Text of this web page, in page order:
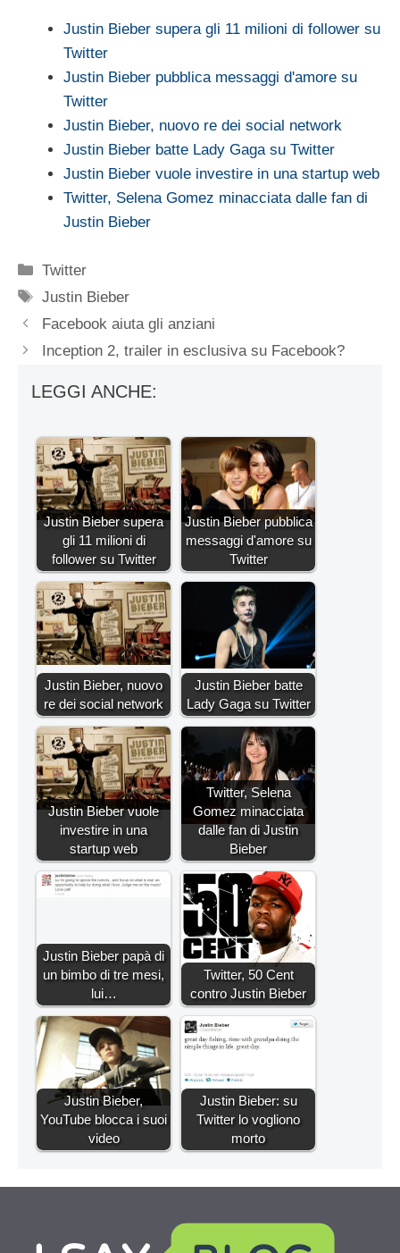
Justin Bieber supera gli 11 milioni di follower su
Twitter
Justin Bieber pubblica messaggi d'amore su
Twitter
Justin Bieber, nuovo re dei social network
Justin Bieber batte Lady Gaga su Twitter
Justin Bieber vuole investire in una startup web
Twitter, Selena Gomez minacciata dalle fan di
Justin Bieber
Categorie
Twitter
Tag
Justin Bieber
Facebook aiuta gli anziani
Inception 2, trailer in esclusiva su Facebook?
LEGGI ANCHE:
Justin Bieber supera
gli 11 milioni di
follower su Twitter
Justin Bieber pubblica
messaggi d'amore su
Twitter
Justin Bieber, nuovo
re dei social network
Justin Bieber batte
Lady Gaga su Twitter
Justin Bieber vuole
investire in una
startup web
Twitter, Selena
Gomez minacciata
dalle fan di Justin
Bieber
Justin Bieber papà di
un bimbo di tre mesi,
lui…
Twitter, 50 Cent
contro Justin Bieber
Justin Bieber,
YouTube blocca i suoi
video
Justin Bieber: su
Twitter lo vogliono
morto